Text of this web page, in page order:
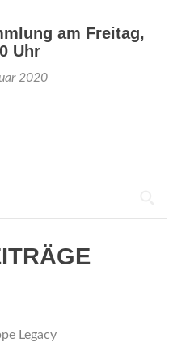
am Freitag,
Uhr
2020
Legacy